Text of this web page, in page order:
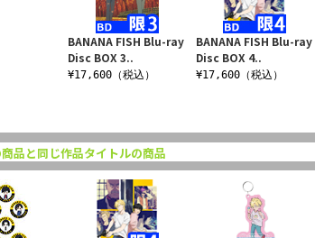
BANANA FISH Blu-ray
Disc BOX 3..
¥17,600（税込）
BANANA FISH Blu-ray
Disc BOX 4..
¥17,600（税込）
商品と同じ作品タイトルの商品